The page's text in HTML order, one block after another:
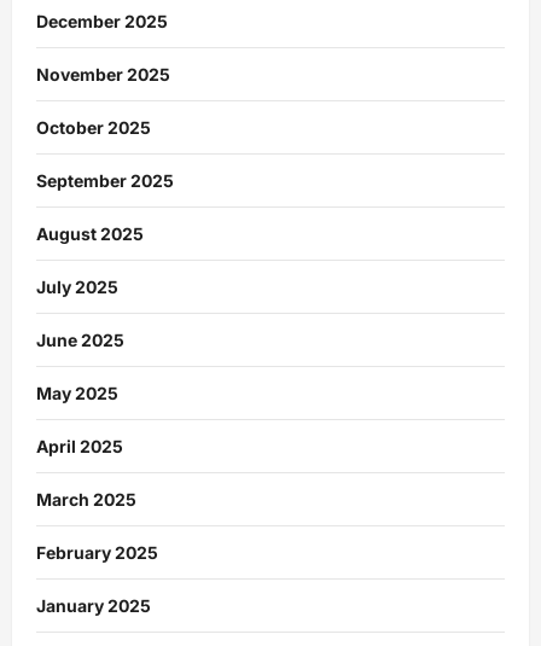
December 2025
November 2025
October 2025
September 2025
August 2025
July 2025
June 2025
May 2025
April 2025
March 2025
February 2025
January 2025